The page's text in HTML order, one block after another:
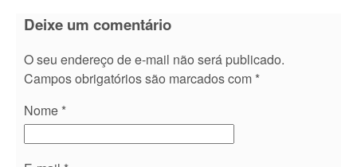
Deixe um comentário
O seu endereço de e-mail não será publicado.
Campos obrigatórios são marcados com *
Nome *